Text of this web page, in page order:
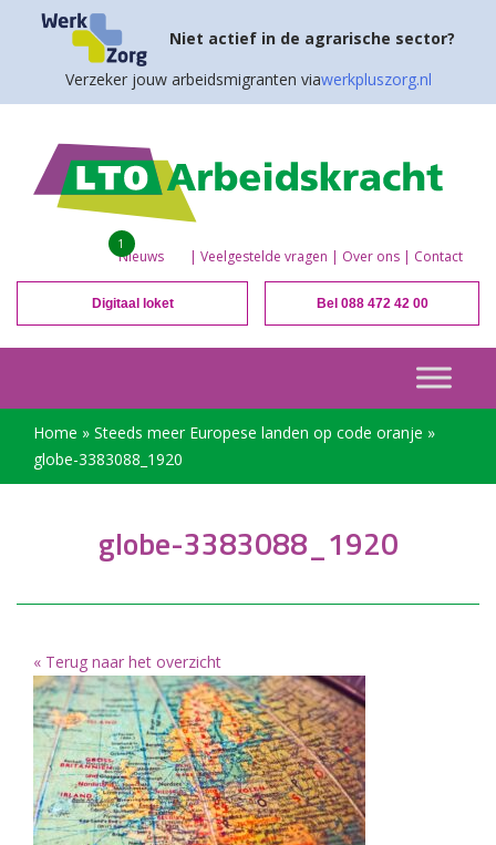
Niet actief in de agrarische sector?
Verzeker jouw arbeidsmigranten viawerkpluszorg.nl
Nieuws
1
| Veelgestelde vragen | Over ons | Contact
Digitaal loket Bel 088 472 42 00
Home » Steeds meer Europese landen op code oranje »
globe-3383088_1920
globe-3383088_1920
« Terug naar het overzicht